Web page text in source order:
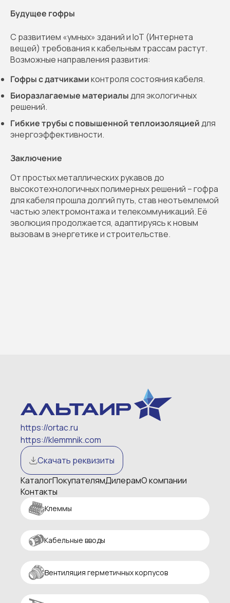
Будущее гофры
С развитием «умных» зданий и IoT (Интернета
вещей) требования к кабельным трассам растут.
Возможные направления развития:
Гофры с датчикамиконтроля состояния кабеля.
Биоразлагаемые материалыдля экологичных
решений.
Гибкие трубы с повышенной теплоизоляциейдля
энергоэффективности.
Заключение
От простых металлических рукавов до
высокотехнологичных полимерных решений – гофра
для кабеля прошла долгий путь, став неотъемлемой
частью электромонтажа и телекоммуникаций. Её
эволюция продолжается, адаптируясь к новым
вызовам в энергетике и строительстве.
https://ortac.ru
https://klemmnik.com
Скачать реквизиты
КаталогПокупателямДилерамО компании
Контакты
Клеммы
Кабельные вводы
Вентиляция герметичных корпусов